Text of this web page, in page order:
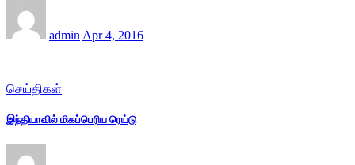
admin Apr 4, 2016
செய்திகள்
இந்தியாவில் மிகப்பெரிய ரெய்டு